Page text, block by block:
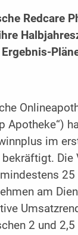
Redcare
Apotheke“)
im
Die
25
am
2 und